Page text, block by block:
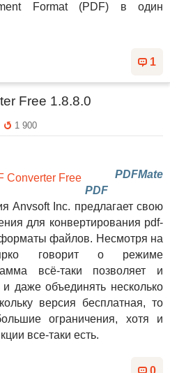
Format (PDF) в один
1
Free 1.8.8.0
1 900
PDFMate
PDF
Anvsoft Inc. предлагает свою
для конвертирования pdf-
файлов. Несмотря на
говорит о режиме
всё-таки позволяет и
даже объединять несколько
версия бесплатная, то
ограничения, хотя и
все-таки есть.
0